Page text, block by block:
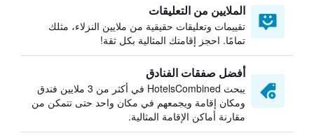
الملايين من التعليقات
تقييمات وتعليقات حقيقية من ملايين النزلاء، مثلك
تمامًا. احجز إقامتك المثالية بكل ثقة!
أفضل صفقات الفنادق
يبحث HotelsCombined في أكثر من 3 ملايين فندق
ومكان إقامة ويجمعهم في مكان واحد حتى تتمكن من
مقارنة أماكن الإقامة المثالية.